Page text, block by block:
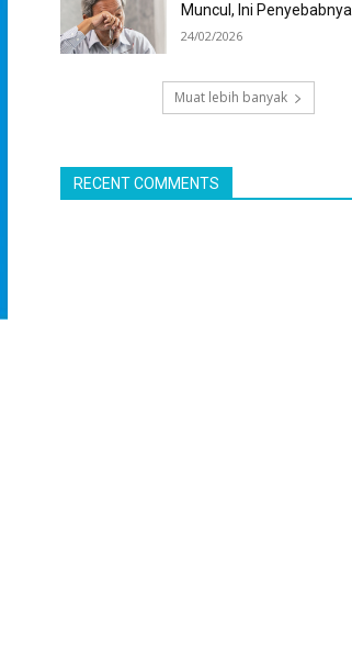
Muncul, Ini Penyebabnya
24/02/2026
Muat lebih banyak
RECENT COMMENTS